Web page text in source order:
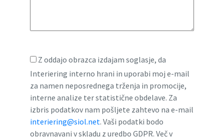
Z oddajo obrazca izdajam soglasje, da
Interiering interno hrani in uporabi moj e-mail
za namen neposrednega trženja in promocije,
interne analize ter statistične obdelave. Za
izbris podatkov nam pošljete zahtevo na e-mail
interiering@siol.net. Vaši podatki bodo
obravnavani v skladu z uredbo GDPR. Več v